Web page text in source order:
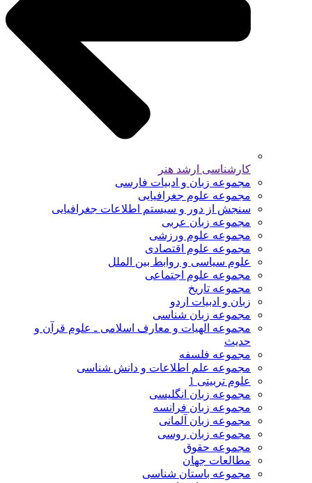
کارشناسی ارشد هنر
مجموعه زبان و ادبیات فارسی
مجموعه علوم جغرافیایی
سنجش از دور و سیستم اطلاعات جغرافیایی
مجموعه زبان عربی
مجموعه علوم ورزشی
مجموعه علوم اقتصادی
علوم سیاسی و روابط بین الملل
مجموعه علوم اجتماعی
مجموعه تاریخ
زبان و ادبیات اردو
مجموعه زبان شناسی
مجموعه الهیات و معارف اسلامی ـ علوم قرآن و
حدیث
مجموعه فلسفه
مجموعه علم اطلاعات و دانش شناسی
علوم تربیتی 1
مجموعه زبان انگلیسی
مجموعه زبان فرانسه
مجموعه زبان آلمانی
مجموعه زبان روسی
مجموعه حقوق
مطالعات جهان
مجموعه باستان شناسی